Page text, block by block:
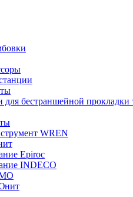
бестраншейной прокладки
WREN
Epiroc
INDECO